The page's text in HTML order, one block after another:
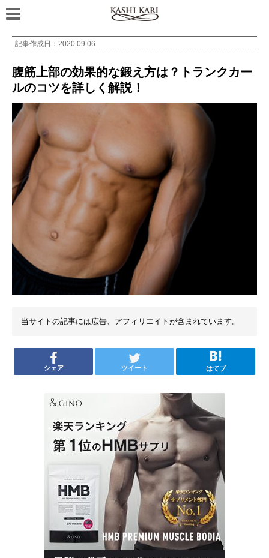
記事作成日： 2020.09.06
腹筋上部の効果的な鍛え方は？トランクカー
ルのコツを詳しく解説！
当サイトの記事には広告、アフィリエイトが含まれています。
シェア ツイート はてブ